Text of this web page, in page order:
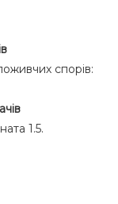
спорів:
1.5.